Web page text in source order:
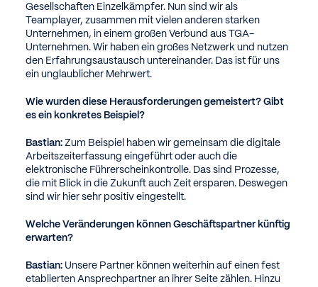
Gesellschaften Einzelkämpfer. Nun sind wir als
Teamplayer, zusammen mit vielen anderen starken
Unternehmen, in einem großen Verbund aus TGA-
Unternehmen. Wir haben ein großes Netzwerk und nutzen
den Erfahrungsaustausch untereinander. Das ist für uns
ein unglaublicher Mehrwert.
Wie wurden diese Herausforderungen gemeistert? Gibt
es ein konkretes Beispiel?
Bastian: Zum Beispiel haben wir gemeinsam die digitale
Arbeitszeiterfassung eingeführt oder auch die
elektronische Führerscheinkontrolle. Das sind Prozesse,
die mit Blick in die Zukunft auch Zeit ersparen. Deswegen
sind wir hier sehr positiv eingestellt.
Welche Veränderungen können Geschäftspartner künftig
erwarten?
Bastian: Unsere Partner können weiterhin auf einen fest
etablierten Ansprechpartner an ihrer Seite zählen. Hinzu